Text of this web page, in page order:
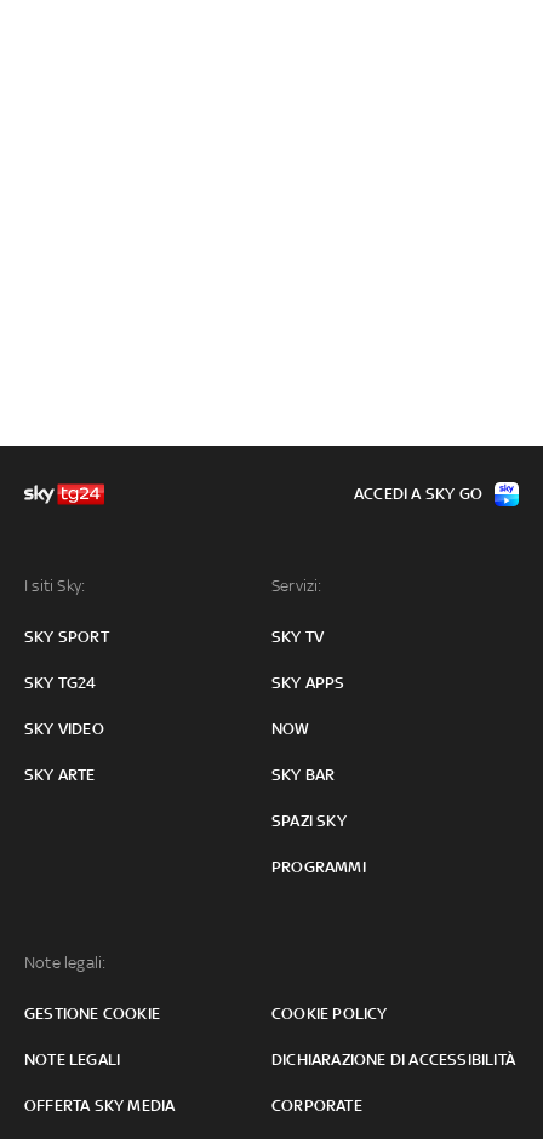
I siti Sky:
SKY SPORT
SKY TG24
SKY VIDEO
SKY ARTE
Servizi:
SKY TV
SKY APPS
NOW
SKY BAR
SPAZI SKY
PROGRAMMI
Note legali:
GESTIONE COOKIE COOKIE POLICY
NOTE LEGALI DICHIARAZIONE DI ACCESSIBILITÀ
OFFERTA SKY MEDIA CORPORATE
ACCEDI A SKY GO